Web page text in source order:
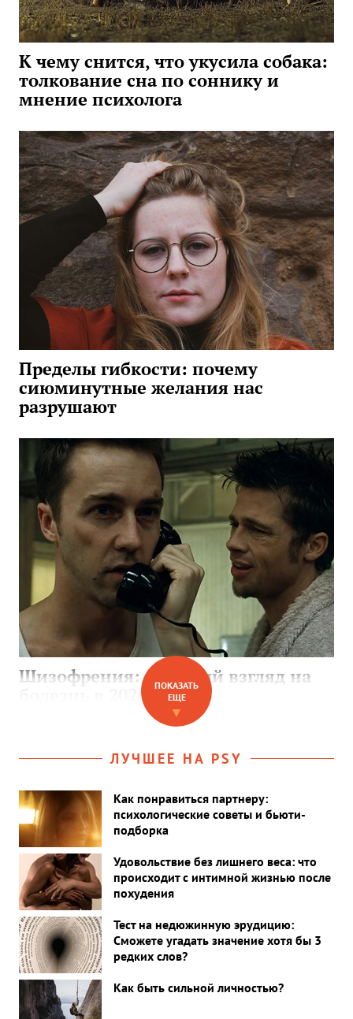
К чему снится, что укусила собака:
толкование сна по соннику и
мнение психолога
Пределы гибкости: почему
сиюминутные желания нас
разрушают
Шизофрения: научный взгляд на
болезнь в 2026 году
ПОКАЗАТЬ
ЕЩЕ
▼
ЛУЧШЕЕ НА PSY
Как понравиться партнеру:
психологические советы и бьюти-
подборка
Удовольствие без лишнего веса: что
происходит с интимной жизнью после
похудения
Тест на недюжинную эрудицию:
Сможете угадать значение хотя бы 3
редких слов?
Как быть сильной личностью?